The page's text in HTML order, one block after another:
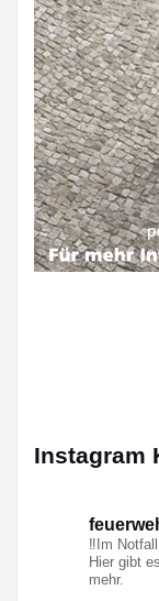
Instagram
‼️Im
Hier gibt
mehr.